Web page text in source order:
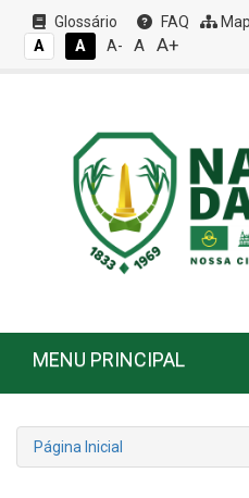
Glossário FAQ
A
A A- A A+
MENU PRINCIPAL
Página Inicial